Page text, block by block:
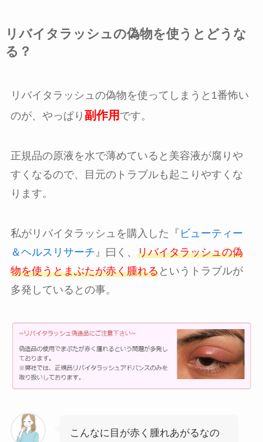
リバイタラッシュの偽物を使うとどうな
る？
リバイタラッシュの偽物を使ってしまうと1番怖い
のが、やっぱり 副作用 です。
正規品の原液を水で薄めていると美容液が腐りや
すくなるので、目元のトラブルも起こりやすくな
ります。
私がリバイタラッシュを購入した『 ビューティー
＆ヘルスリサーチ』曰く、 リバイタラッシュの偽
物を使うとまぶたが赤く腫れるというトラブルが
多発しているとの事。
こんなに目が赤く腫れあがるなの